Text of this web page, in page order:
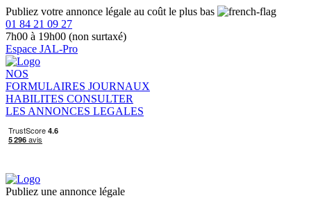
Publiez votre annonce légale au coût le plus bas
01 84 21 09 27
7h00 à 19h00 (non surtaxé)
Espace JAL-Pro
NOS
FORMULAIRES JOURNAUX
HABILITES CONSULTER
LES ANNONCES LEGALES
Publiez une annonce légale